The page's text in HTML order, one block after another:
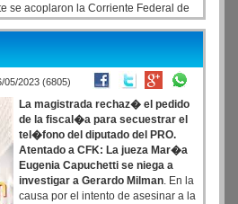
se acoplaron la Corriente Federal de
el bancario Sergio Palazzo, y la CTA
Yasky y Roberto Baradel.
05/2023 (6805)
La magistrada rechaz� el pedido
de la fiscal�a para secuestrar el
tel�fono del diputado del PRO.
Atentado a CFK: La jueza Mar�a
Eugenia Capuchetti se niega a
investigar a Gerardo Milman. En la
causa por el intento de asesinar a la